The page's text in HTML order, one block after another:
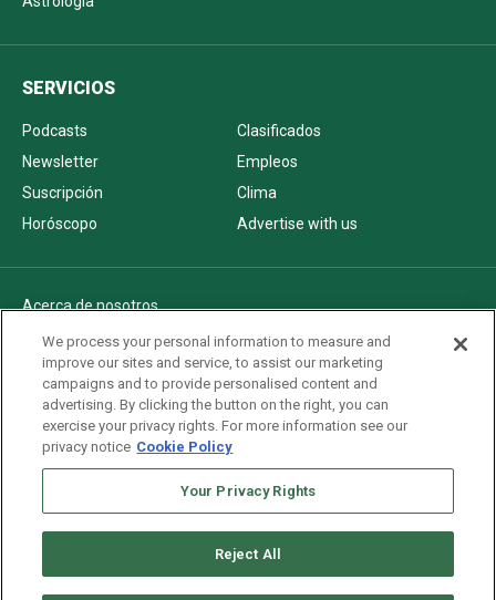
SERVICIOS
Podcasts
Clasificados
Newsletter
Empleos
Suscripción
Clima
Horóscopo
Advertise with us
Acerca de nosotros
Politica de privacidad
Pautas Editoriales
AdChoices
Advertise with us
Newsletters
We process your personal information to measure and
improve our sites and service, to assist our marketing
campaigns and to provide personalised content and
advertising. By clicking the button on the right, you can
exercise your privacy rights. For more information see our
privacy notice Cookie Policy
Your Privacy Rights
Reject All